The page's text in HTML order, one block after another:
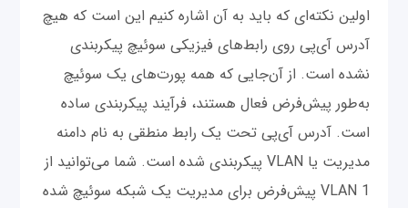
اولین نکته‌ای که باید به آن اشاره کنیم این است که هیچ
آدرس آی‌پی روی رابط‌های فیزیکی سوئیچ پیکربندی
نشده است. از آن‌جایی که همه پورت‌های یک سوئیچ
به‌طور پیش‌فرض فعال هستند، فرآیند پیکربندی ساده
است. آدرس آی‌پی تحت یک رابط منطقی به نام دامنه
مدیریت یا VLAN پیکربندی شده است. شما می‌توانید از
VLAN 1 پیش‌فرض برای مدیریت یک شبکه سوئیچ شده